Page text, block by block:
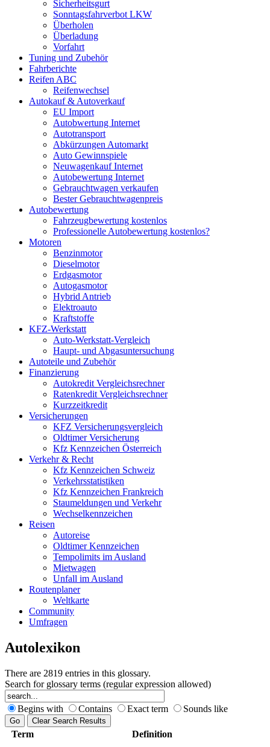
Sicherheitsgurt
Sonntagsfahrverbot LKW
Überholen
Überladung
Vorfahrt
Tuning und Zubehör
Fahrberichte
Reifen ABC
Reifenwechsel
Autokauf & Autoverkauf
EU Import
Autobwertung Internet
Autotransport
Abkürzungen Automarkt
Auto Gewinnspiele
Neuwagenkauf Internet
Autobewertung Internet
Gebrauchtwagen verkaufen
Bester Gebrauchtwagenpreis
Autobewertung
Fahrzeugbewertung kostenlos
Professionelle Autobewertung kostenlos?
Motoren
Benzinmotor
Dieselmotor
Erdgasmotor
Autogasmotor
Hybrid Antrieb
Elektroauto
Kraftstoffe
KFZ-Werkstatt
Auto-Werkstatt-Vergleich
Haupt- und Abgasuntersuchung
Autoteile und Zubehör
Finanzierung
Autokredit Vergleichsrechner
Ratenkredit Vergleichsrechner
Kurzzeitkredit
Versicherungen
KFZ Versicherungsvergleich
Oldtimer Versicherung
Kfz Kennzeichen Österreich
Verkehr & Recht
Kfz Kennzeichen Schweiz
Verkehrsstatistiken
Kfz Kennzeichen Frankreich
Staumeldungen und Verkehr
Wechselkennzeichen
Reisen
Autoreise
Oldtimer Kennzeichen
Tempolimits im Ausland
Mietwagen
Unfall im Ausland
Routenplaner
Weltkarte
Community
Umfragen
Autolexikon
There are 2819 entries in this glossary.
Search for glossary terms (regular expression allowed)
Begins with Contains Exact term Sounds like
Term Definition